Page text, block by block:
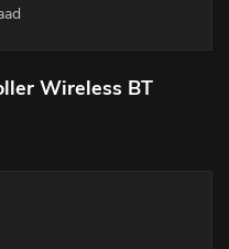
Wireless BT